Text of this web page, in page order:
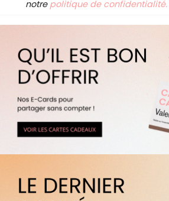
notre politique de confidentialité.